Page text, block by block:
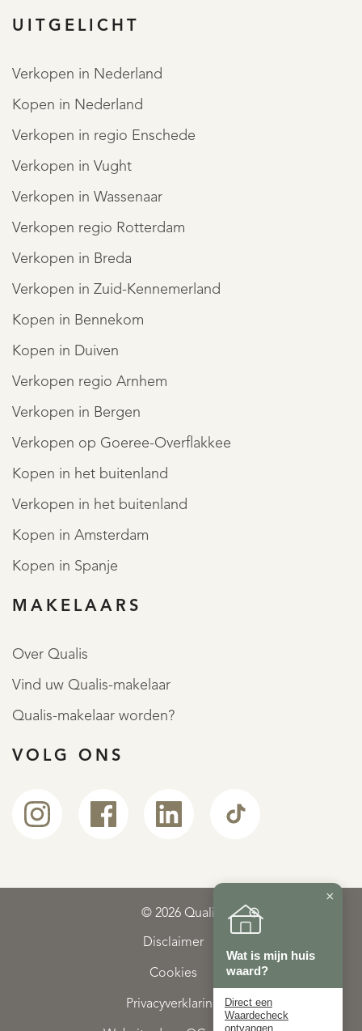
UITGELICHT
Verkopen in Nederland
Kopen in Nederland
Verkopen in regio Enschede
Verkopen in Vught
Verkopen in Wassenaar
Verkopen regio Rotterdam
Verkopen in Breda
Verkopen in Zuid-Kennemerland
Kopen in Bennekom
Kopen in Duiven
Verkopen regio Arnhem
Verkopen in Bergen
Verkopen op Goeree-Overflakkee
Kopen in het buitenland
Verkopen in het buitenland
Kopen in Amsterdam
Kopen in Spanje
MAKELAARS
Over Qualis
Vind uw Qualis-makelaar
Qualis-makelaar worden?
VOLG ONS
© 2026 Qualis
Disclaimer
Cookies
Privacyverklaring
×
Wat is mijn huis
waard?
Direct een
Waardecheck
ontvangen.